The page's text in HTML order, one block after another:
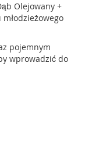
Olejowany +
pojemnym
wprowadzić do